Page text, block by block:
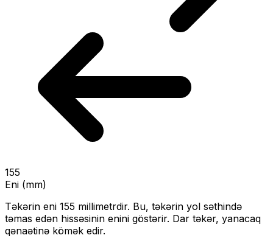
155
Eni (mm)
Təkərin eni 155 millimetrdir. Bu, təkərin yol səthində
təmas edən hissəsinin enini göstərir. Dar təkər, yanacaq
qənaətinə kömək edir.